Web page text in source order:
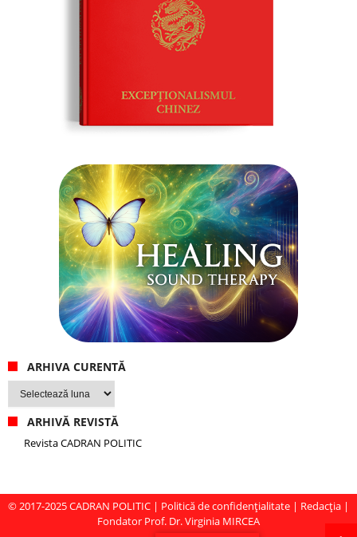
ARHIVA CURENTĂ
Arhiva
curentă
ARHIVĂ REVISTĂ
Revista CADRAN POLITIC
© 2017-2025CADRAN POLITIC | Politică de confidențialitate | Redacția |
Fondator Prof. Dr. Virginia MIRCEA